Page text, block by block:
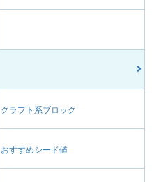
クラフト系ブロック
おすすめシード値